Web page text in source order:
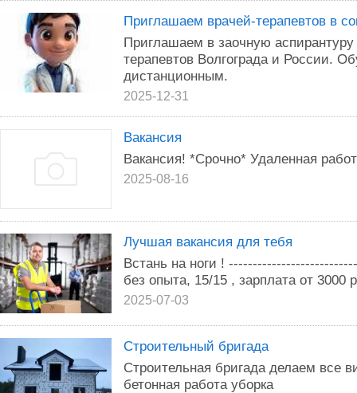
Приглашаем врачей-терапевтов в
Приглашаем в заочную
терапевтов Волгограда и России.
дистанционным.
2025-12-31
Вакансия
Вакансия! *Срочно* Удаленная
2025-08-16
Лучшая вакансия для тебя
Встань на ноги !
без опыта, 15/15 , зарплата от 3000
2025-07-03
Строительный бригада
Строительная бригада делаем все
бетонная работа уборка